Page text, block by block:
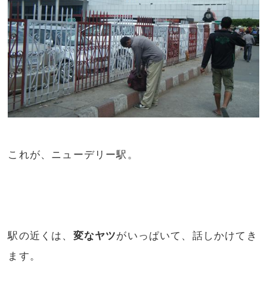
これが、ニューデリー駅。
駅の近くは、 変なヤツがいっぱいて、話しかけてき
ます。